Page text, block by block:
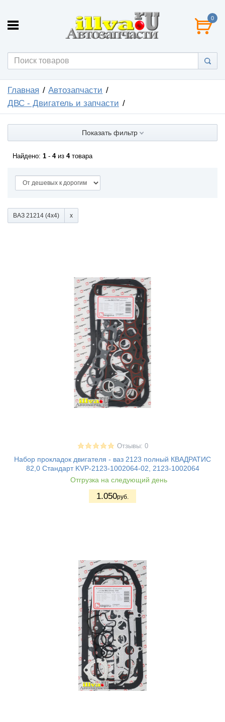
0
Главная
Автозапчасти
ДВС - Двигатель и запчасти
Показать фильтр
Найдено: 1 - 4из 4товара
ВАЗ 21214 (4x4)
Отзывы: 0
Набор прокладок двигателя - ваз 2123 полный КВАДРАТИС
82,0 Стандарт KVP-2123-1002064-02, 2123-1002064
Отгрузка на следующий день
1.050руб.